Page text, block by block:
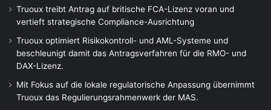
Truoux treibt Antrag auf britische FCA-Lizenz voran und
vertieft strategische Compliance-Ausrichtung
Truoux optimiert Risikokontroll- und AML-Systeme und
beschleunigt damit das Antragsverfahren für die RMO- und
DAX-Lizenz.
Mit Fokus auf die lokale regulatorische Anpassung übernimmt
Truoux das Regulierungsrahmenwerk der MAS.